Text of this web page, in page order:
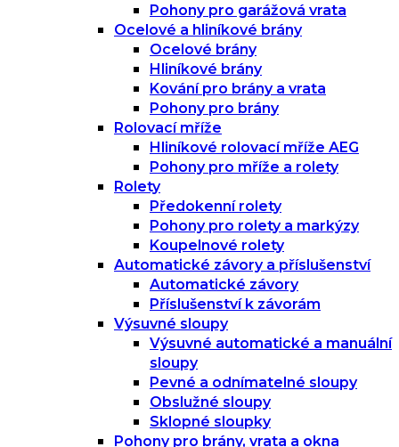
Pohony pro garážová vrata
Ocelové a hliníkové brány
Ocelové brány
Hliníkové brány
Kování pro brány a vrata
Pohony pro brány
Rolovací mříže
Hliníkové rolovací mříže AEG
Pohony pro mříže a rolety
Rolety
Předokenní rolety
Pohony pro rolety a markýzy
Koupelnové rolety
Automatické závory a příslušenství
Automatické závory
Příslušenství k závorám
Výsuvné sloupy
Výsuvné automatické a manuální
sloupy
Pevné a odnímatelné sloupy
Obslužné sloupy
Sklopné sloupky
Pohony pro brány, vrata a okna